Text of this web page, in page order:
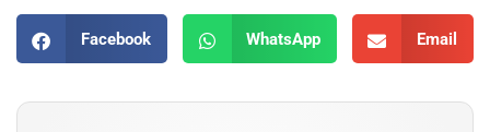
Facebook WhatsApp Email